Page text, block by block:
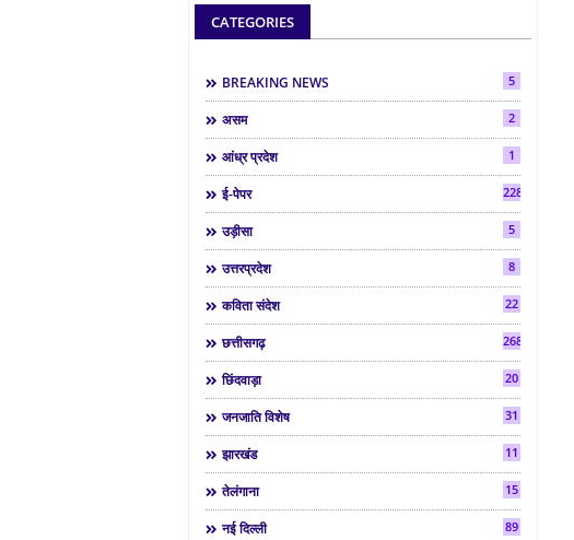
CATEGORIES
BREAKING NEWS 5
असम 2
आंध्र प्रदेश 1
ई-पेपर 2286
उड़ीसा 5
उत्तरप्रदेश 8
कविता संदेश 22
छत्तीसगढ़ 268
छिंदवाड़ा 20
जनजाति विशेष 31
झारखंड 11
तेलंगाना 15
नई दिल्ली 89